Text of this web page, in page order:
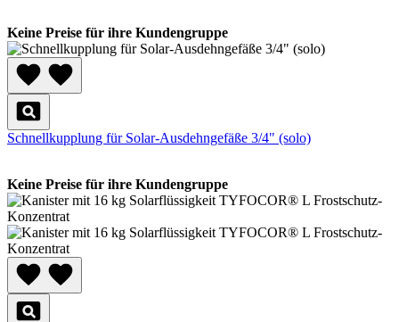
Keine Preise für ihre Kundengruppe
Schnellkupplung für Solar-Ausdehngefäße 3/4" (solo)
Keine Preise für ihre Kundengruppe